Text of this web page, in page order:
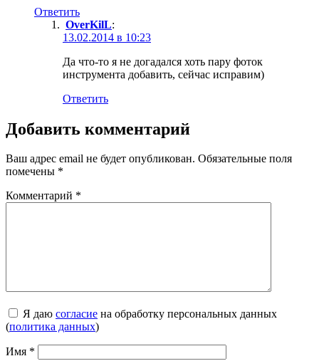
Ответить
OverKilL:
13.02.2014 в 10:23
Да что-то я не догадался хоть пару фоток
инструмента добавить, сейчас исправим)
Ответить
Добавить комментарий
Ваш адрес email не будет опубликован. Обязательные поля
помечены *
Комментарий *
Я даю согласие на обработку персональных данных
(политика данных)
Имя *